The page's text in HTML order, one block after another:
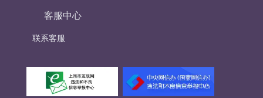
客服中心
联系客服